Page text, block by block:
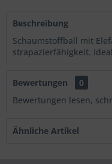
Beschreibung
Schaumstoffball mit
strapazierfähigkeit.
Bewertungen
0
Bewertungen lesen,
Ähnliche Artikel